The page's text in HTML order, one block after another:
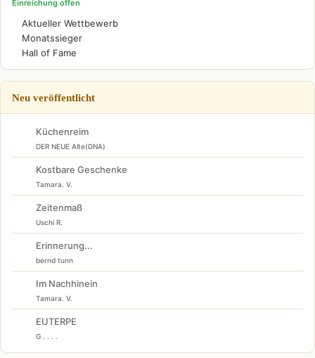
Einreichung offen
Aktueller Wettbewerb
Monatssieger
Hall of Fame
Neu veröffentlicht
Küchenreim
DER NEUE Alte(DNA)
Kostbare Geschenke
Tamara. V.
Zeitenmaß
Uschi R.
Erinnerung...
bernd tunn
Im Nachhinein
Tamara. V.
EUTERPE
G . . . .